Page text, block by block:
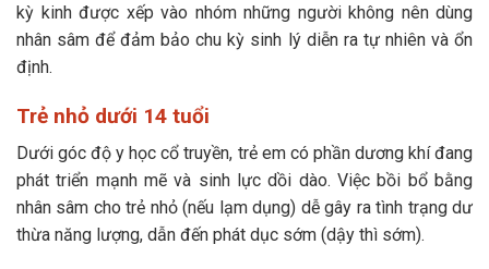
kỳ kinh được xếp vào nhóm những người không nên dùng
nhân sâm để đảm bảo chu kỳ sinh lý diễn ra tự nhiên và ổn
định.
Trẻ nhỏ dưới 14 tuổi
Dưới góc độ y học cổ truyền, trẻ em có phần dương khí đang
phát triển mạnh mẽ và sinh lực dồi dào. Việc bồi bổ bằng
nhân sâm cho trẻ nhỏ (nếu lạm dụng) dễ gây ra tình trạng dư
thừa năng lượng, dẫn đến phát dục sớm (dậy thì sớm).